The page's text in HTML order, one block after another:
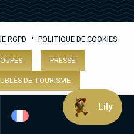
RGPD • POLITIQUE DE COOKIES
PRESSE
DE TOURISME
Lily